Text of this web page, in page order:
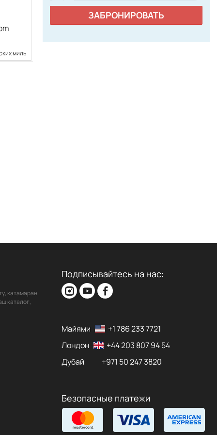
миль
ЗАБРОНИРОВАТЬ
катамаран
каталог,
Подписывайтесь на нас:
Майями
+1 786 233 7721
Лондон
+44 203 807 94 54
Дубай
+971 50 247 3820
Безопасные платежи